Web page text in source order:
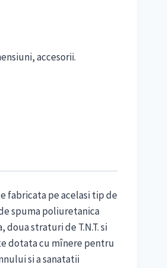
accesorii.
fabricata pe acelasi tip de
spuma poliuretanica
straturi de T.N.T. si
dotata cu mînere pentru
si a sanatatii